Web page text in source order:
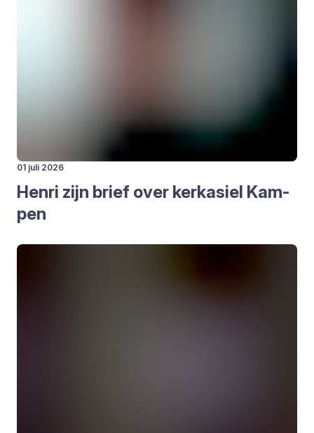
01 juli 2026
Hen­ri zijn brief over kerk­asiel Kam­
pen